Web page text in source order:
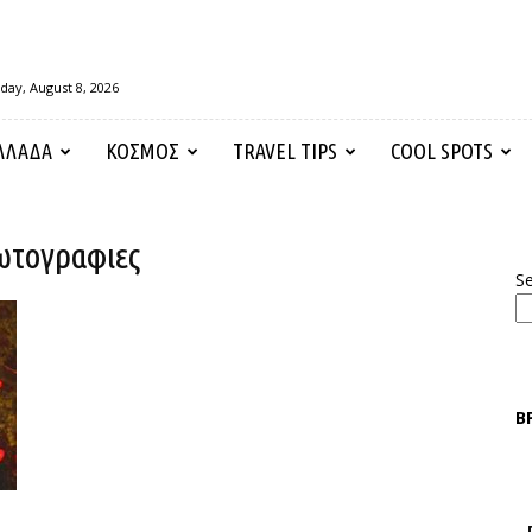
August 8, 2026
ΚΟΣΜΟΣ TRAVEL TIPS COOL SPOTS